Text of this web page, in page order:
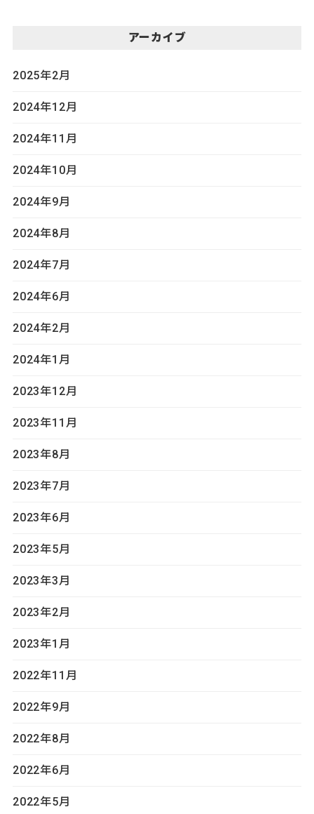
アーカイブ
2025年2月
2024年12月
2024年11月
2024年10月
2024年9月
2024年8月
2024年7月
2024年6月
2024年2月
2024年1月
2023年12月
2023年11月
2023年8月
2023年7月
2023年6月
2023年5月
2023年3月
2023年2月
2023年1月
2022年11月
2022年9月
2022年8月
2022年6月
2022年5月